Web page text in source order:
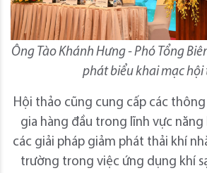
Ông Tào Khánh Hưng - Phó Tổng
phát biểu khai mạc hội
Hội thảo cũng cung cấp các
gia hàng đầu trong lĩnh vực năng
các giải pháp giảm phát thải khí
trường trong việc ứng dụng khí